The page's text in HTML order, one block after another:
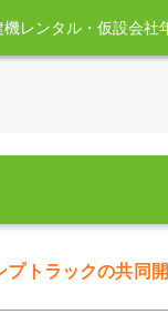
機レンタル・仮設会社
トラックの共同